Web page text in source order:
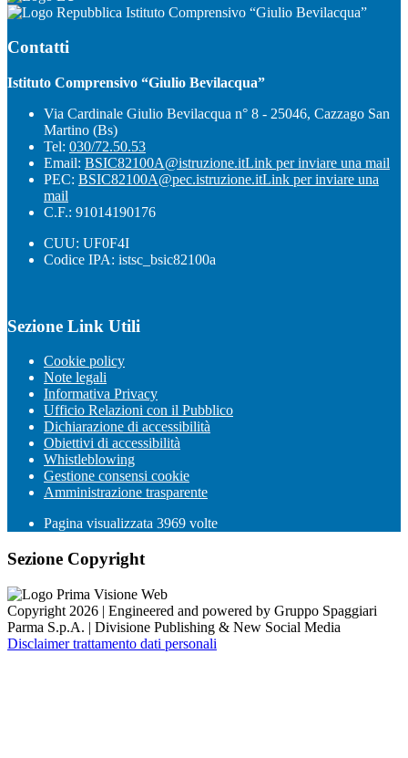
Istituto Comprensivo “Giulio Bevilacqua”
Contatti
Istituto Comprensivo “Giulio Bevilacqua”
Via Cardinale Giulio Bevilacqua n° 8 - 25046, Cazzago San
Martino (Bs)
Tel: 030/72.50.53
Email: BSIC82100A@istruzione.itLink per inviare una mail
PEC: BSIC82100A@pec.istruzione.itLink per inviare una
mail
C.F.: 91014190176
CUU: UF0F4I
Codice IPA: istsc_bsic82100a
Sezione Link Utili
Cookie policy
Note legali
Informativa Privacy
Ufficio Relazioni con il Pubblico
Dichiarazione di accessibilità
Obiettivi di accessibilità
Whistleblowing
Gestione consensi cookie
Amministrazione trasparente
Pagina visualizzata 3969 volte
Sezione Copyright
Copyright 2026 | Engineered and powered by Gruppo Spaggiari
Parma S.p.A. | Divisione Publishing & New Social Media
Disclaimer trattamento dati personali